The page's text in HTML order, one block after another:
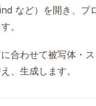
など）を開き、プ
。
合わせて被写体・
、生成します。